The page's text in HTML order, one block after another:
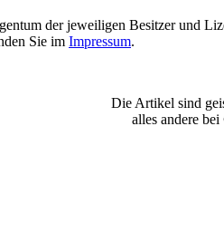
der jeweiligen Besitzer und
Sie im Impressum.
Die Artikel sind
alles andere